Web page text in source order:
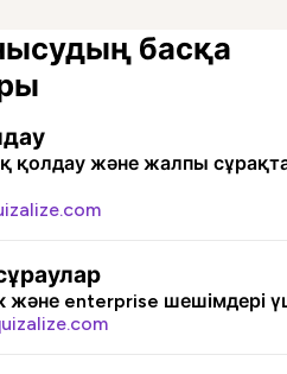
басқа
қолдау және жалпы
және enterprise шешімдері